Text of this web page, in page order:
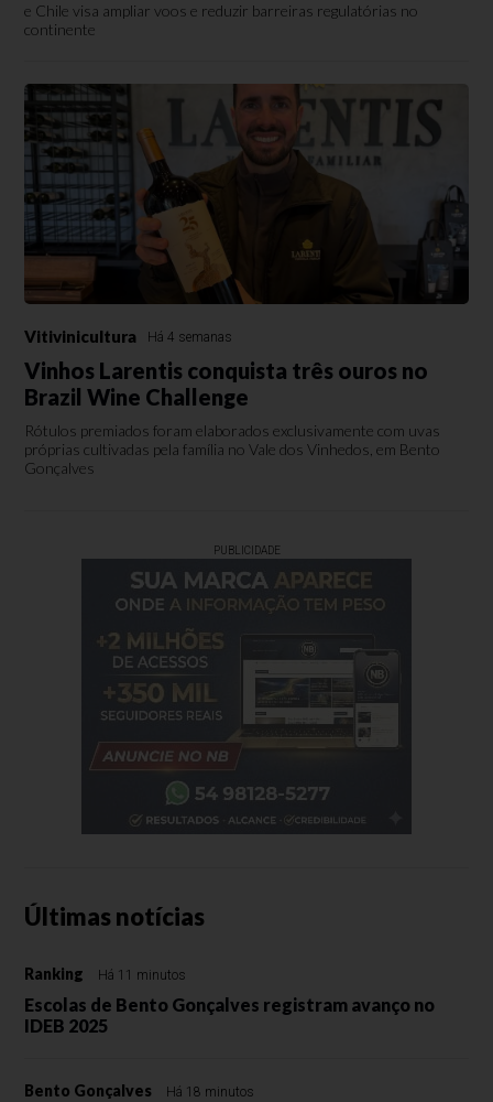
e Chile visa ampliar voos e reduzir barreiras regulatórias no
continente
Vitivinicultura Há 4 semanas
Vinhos Larentis conquista três ouros no
Brazil Wine Challenge
Rótulos premiados foram elaborados exclusivamente com uvas
próprias cultivadas pela família no Vale dos Vinhedos, em Bento
Gonçalves
PUBLICIDADE
Últimas notícias
Ranking Há 11 minutos
Escolas de Bento Gonçalves registram avanço no
IDEB 2025
Bento Gonçalves Há 18 minutos